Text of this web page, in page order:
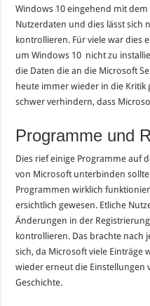
Windows 10 eingehend mit
Nutzerdaten und dies lässt sich
kontrollieren. Für viele war dies
um Windows 10 nicht zu
die Daten die an die Microsoft
heute immer wieder in die
schwer verhindern, dass
Programme und
Dies rief einige Programme auf
von Microsoft unterbinden
Programmen wirklich
ersichtlich gewesen. Etliche
Änderungen in der
kontrollieren. Das brachte nach
sich, da Microsoft viele Einträge
wieder erneut die Einstellungen
Geschichte.